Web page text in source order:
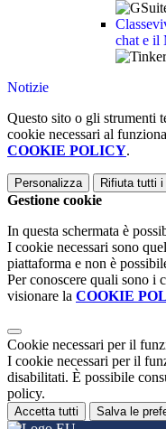
chat e
Notizie
Questo sito o gli strumenti
cookie necessari al
COOKIE POLICY.
Personalizza Rifiuta tutti i
Gestione cookie
In questa schermata è
I cookie necessari sono
piattaforma e non è
Per conoscere quali sono i
visionare la COOKIE
Cookie necessari per il
I cookie necessari per il
disabilitati. È possibile
policy.
Accetta tutti Salva le